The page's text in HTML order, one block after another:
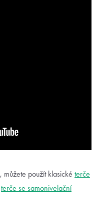
, můžete použít klasické terče
terče se samonivelační